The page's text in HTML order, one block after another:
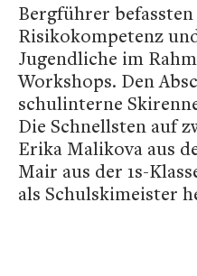
Bergführer
Risikokompetenz
Jugendliche im
Workshops. Den
schulinterne
Die Schnellsten auf
Erika Malikova aus
Mair aus der 1s-
als Schulskimeister